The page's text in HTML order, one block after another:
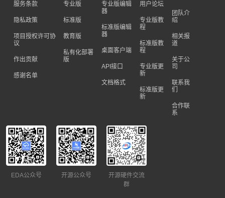
服务条款
隐私政策
项目授权许可协
议
作出贡献
感谢名单
专业版
标准版
教育版
私有化部署
版
专业版编辑
器
标准版编辑
器
桌面客户端
API接口
文档格式
用户论坛
专业版教
程
标准版教
程
专业版更
新
标准版更
新
团队介
绍
相关报
道
关于公
司
联系我
们
合作联
系
EDA公众号 开源公众号
开源硬件交流
群